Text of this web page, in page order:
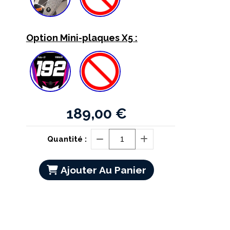
Option Mini-plaques X5 :
189,00 €
Quantité :
Ajouter Au Panier